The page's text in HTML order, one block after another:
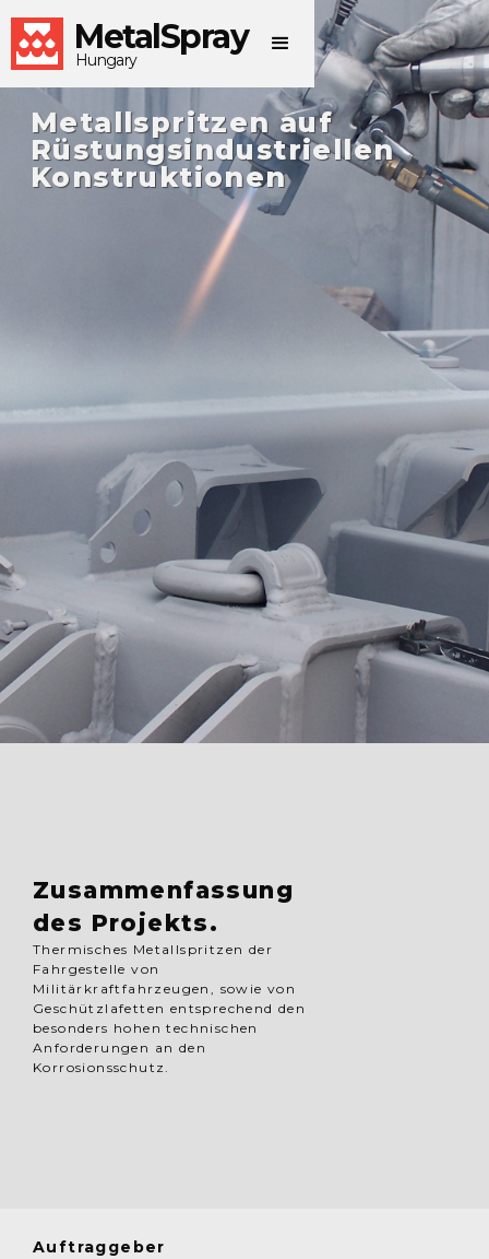
MetalSpray
Hungary
Metallspritzen auf
Rüstungsindustriellen
Konstruktionen
Zusammenfassung
des Projekts.
Thermisches Metallspritzen der
Fahrgestelle von
Militärkraftfahrzeugen, sowie von
Geschützlafetten entsprechend den
besonders hohen technischen
Anforderungen an den
Korrosionsschutz.
Auftraggeber